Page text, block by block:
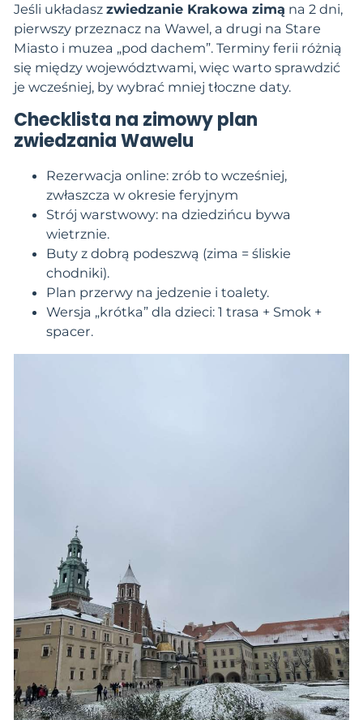
Jeśli układasz zwiedzanie Krakowa zimą na 2 dni,
pierwszy przeznacz na Wawel, a drugi na Stare
Miasto i muzea „pod dachem”. Terminy ferii różnią
się między województwami, więc warto sprawdzić
je wcześniej, by wybrać mniej tłoczne daty.
Checklista na zimowy plan
zwiedzania Wawelu
Rezerwacja online: zrób to wcześniej,
zwłaszcza w okresie feryjnym
Strój warstwowy: na dziedzińcu bywa
wietrznie.
Buty z dobrą podeszwą (zima = śliskie
chodniki).
Plan przerwy na jedzenie i toalety.
Wersja „krótka” dla dzieci: 1 trasa + Smok +
spacer.